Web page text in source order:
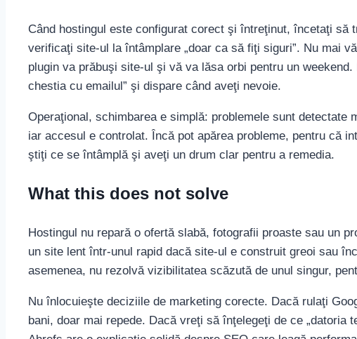
Când hostingul este configurat corect şi întreţinut, încetaţi să
verificaţi site-ul la întâmplare „doar ca să fiţi siguri”. Nu mai
plugin va prăbuşi site-ul şi vă va lăsa orbi pentru un
chestia cu emailul” şi dispare când aveţi nevoie.
Operaţional, schimbarea e simplă: problemele sunt detectate
iar accesul e controlat. Încă pot apărea probleme, pentru că
ştiţi ce se întâmplă şi aveţi un drum clar pentru a remedia.
What this does not solve
Hostingul nu repară o ofertă slabă, fotografii proaste sau un
un site lent într-unul rapid dacă site-ul e construit greoi sau
asemenea, nu rezolvă vizibilitatea scăzută de unul singur,
Nu înlocuieşte deciziile de marketing corecte. Dacă rulaţi
bani, doar mai repede. Dacă vreţi să înţelegeţi de ce „datoria